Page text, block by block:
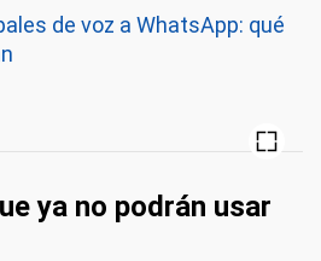
de voz a WhatsApp: qué
ya no podrán usar